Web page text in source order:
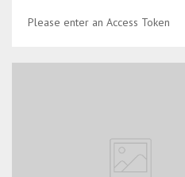
Please enter an Access Token